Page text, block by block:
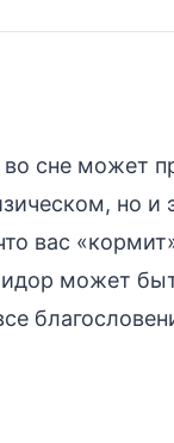
сне может
но
вас
может